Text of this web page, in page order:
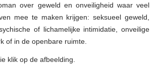
over geweld en onveiligheid waar veel
mee te maken krijgen: seksueel geweld,
of lichamelijke intimidatie, onveilige
of in de openbare ruimte.
klik op de afbeelding.